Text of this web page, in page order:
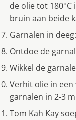
de olie tot
bruin aan beide
Garnalen in deeg:
Ontdoe de
Wikkel de
Verhit olie in
garnalen in 2-3
Tom Kah Kay